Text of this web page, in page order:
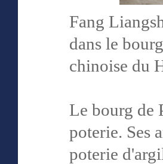
Fang
dans le
chinoise du
Le bourg de
poterie. Ses
poterie